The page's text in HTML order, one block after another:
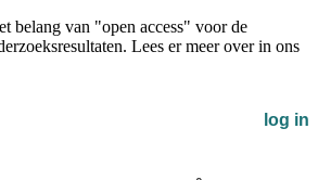
belang van "open access" voor de
Lees er meer over in ons
log in